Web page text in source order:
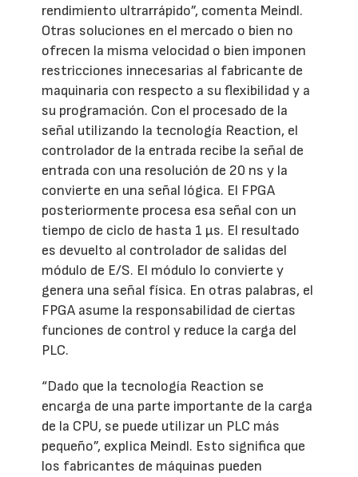
rendimiento ultrarrápido”, comenta Meindl.
Otras soluciones en el mercado o bien no
ofrecen la misma velocidad o bien imponen
restricciones innecesarias al fabricante de
maquinaria con respecto a su flexibilidad y a
su programación. Con el procesado de la
señal utilizando la tecnología Reaction, el
controlador de la entrada recibe la señal de
entrada con una resolución de 20 ns y la
convierte en una señal lógica. El FPGA
posteriormente procesa esa señal con un
tiempo de ciclo de hasta 1 µs. El resultado
es devuelto al controlador de salidas del
módulo de E/S. El módulo lo convierte y
genera una señal física. En otras palabras, el
FPGA asume la responsabilidad de ciertas
funciones de control y reduce la carga del
PLC.
“Dado que la tecnología Reaction se
encarga de una parte importante de la carga
de la CPU, se puede utilizar un PLC más
pequeño”, explica Meindl. Esto significa que
los fabricantes de máquinas pueden